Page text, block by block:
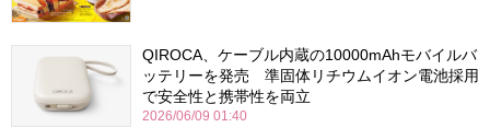
QIROCA、ケーブル内蔵の10000mAhモバイルバ
ッテリーを発売 準固体リチウムイオン電池採用
で安全性と携帯性を両立
2026/06/09 01:40